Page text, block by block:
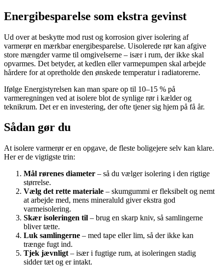
Energibesparelse som ekstra gevinst
Ud over at beskytte mod rust og korrosion giver isolering af
varmerør en mærkbar energibesparelse. Uisolerede rør kan afgive
store mængder varme til omgivelserne – især i rum, der ikke skal
opvarmes. Det betyder, at kedlen eller varmepumpen skal arbejde
hårdere for at opretholde den ønskede temperatur i radiatorerne.
Ifølge Energistyrelsen kan man spare op til 10–15 % på
varmeregningen ved at isolere blot de synlige rør i kælder og
teknikrum. Det er en investering, der ofte tjener sig hjem på få år.
Sådan gør du
At isolere varmerør er en opgave, de fleste boligejere selv kan klare.
Her er de vigtigste trin:
Mål rørenes diameter – så du vælger isolering i den rigtige
størrelse.
Vælg det rette materiale – skumgummi er fleksibelt og nemt
at arbejde med, mens mineraluld giver ekstra god
varmeisolering.
Skær isoleringen til – brug en skarp kniv, så samlingerne
bliver tætte.
Luk samlingerne – med tape eller lim, så der ikke kan
trænge fugt ind.
Tjek jævnligt – især i fugtige rum, at isoleringen stadig
sidder tæt og er intakt.